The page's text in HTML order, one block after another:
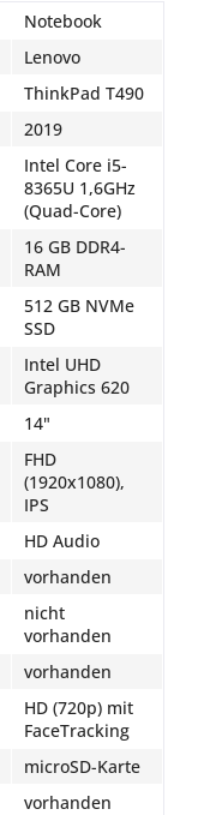
Notebook
Lenovo
ThinkPad T490
2019
Intel Core i5-
8365U 1,6GHz
(Quad-Core)
16 GB DDR4-
RAM
512 GB NVMe
SSD
Intel UHD
Graphics 620
14"
FHD
(1920x1080),
IPS
HD Audio
vorhanden
nicht
vorhanden
vorhanden
HD (720p) mit
FaceTracking
microSD-Karte
vorhanden